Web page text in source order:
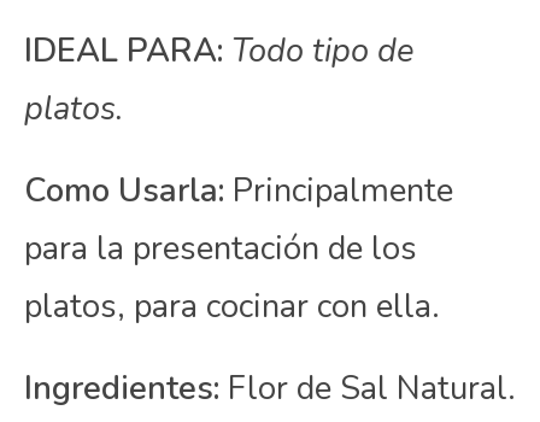
IDEAL PARA: Todo tipo de
platos.
Como Usarla: Principalmente
para la presentación de los
platos, para cocinar con ella.
Ingredientes: Flor de Sal Natural.